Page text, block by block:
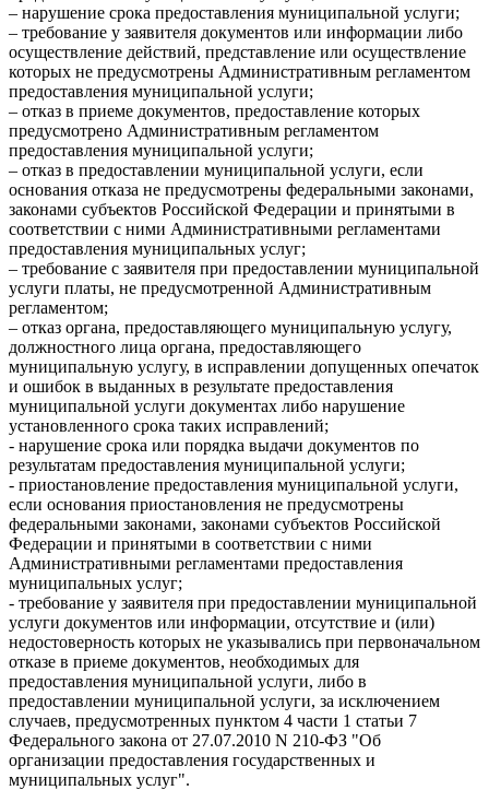
– нарушение срока предоставления муниципальной услуги;
– требование у заявителя документов или информации либо
осуществление действий, представление или осуществление
которых не предусмотрены Административным регламентом
предоставления муниципальной услуги;
– отказ в приеме документов, предоставление которых
предусмотрено Административным регламентом
предоставления муниципальной услуги;
– отказ в предоставлении муниципальной услуги, если
основания отказа не предусмотрены федеральными законами,
законами субъектов Российской Федерации и принятыми в
соответствии с ними Административными регламентами
предоставления муниципальных услуг;
– требование с заявителя при предоставлении муниципальной
услуги платы, не предусмотренной Административным
регламентом;
– отказ органа, предоставляющего муниципальную услугу,
должностного лица органа, предоставляющего
муниципальную услугу, в исправлении допущенных опечаток
и ошибок в выданных в результате предоставления
муниципальной услуги документах либо нарушение
установленного срока таких исправлений;
- нарушение срока или порядка выдачи документов по
результатам предоставления муниципальной услуги;
- приостановление предоставления муниципальной услуги,
если основания приостановления не предусмотрены
федеральными законами, законами субъектов Российской
Федерации и принятыми в соответствии с ними
Административными регламентами предоставления
муниципальных услуг;
- требование у заявителя при предоставлении муниципальной
услуги документов или информации, отсутствие и (или)
недостоверность которых не указывались при первоначальном
отказе в приеме документов, необходимых для
предоставления муниципальной услуги, либо в
предоставлении муниципальной услуги, за исключением
случаев, предусмотренных пунктом 4 части 1 статьи 7
Федерального закона от 27.07.2010 N 210-ФЗ "Об
организации предоставления государственных и
муниципальных услуг".